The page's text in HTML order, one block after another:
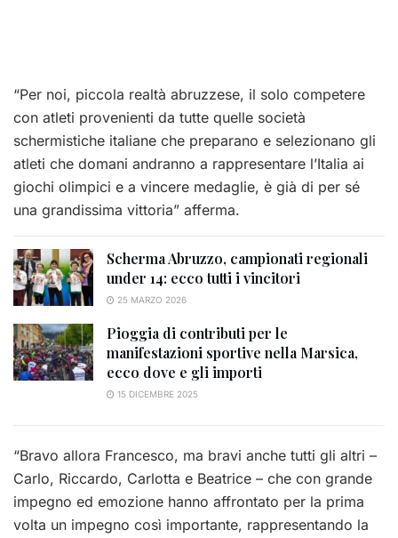
“Per noi, piccola realtà abruzzese, il solo competere
con atleti provenienti da tutte quelle società
schermistiche italiane che preparano e selezionano gli
atleti che domani andranno a rappresentare l’Italia ai
giochi olimpici e a vincere medaglie, è già di per sé
una grandissima vittoria” afferma.
Scherma Abruzzo, campionati regionali
under 14: ecco tutti i vincitori
25 MARZO 2026
Pioggia di contributi per le
manifestazioni sportive nella Marsica,
ecco dove e gli importi
15 DICEMBRE 2025
“Bravo allora Francesco, ma bravi anche tutti gli altri –
Carlo, Riccardo, Carlotta e Beatrice – che con grande
impegno ed emozione hanno affrontato per la prima
volta un impegno così importante, rappresentando la